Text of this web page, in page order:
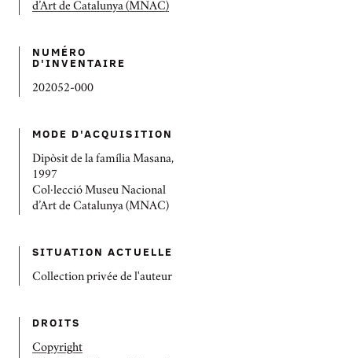
d’Art de Catalunya (MNAC)
NUMÉRO
D'INVENTAIRE
202052-000
MODE D'ACQUISITION
Dipòsit de la família Masana,
1997
Col·lecció Museu Nacional
d’Art de Catalunya (MNAC)
SITUATION ACTUELLE
Collection privée de l'auteur
DROITS
Copyright